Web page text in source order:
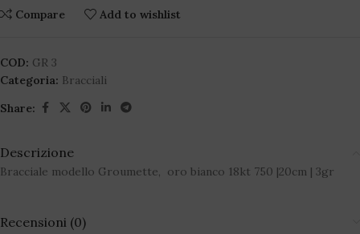
Compare Add to wishlist
COD: GR 3
Categoria: Bracciali
Share:
Descrizione
Bracciale modello Groumette, oro bianco 18kt 750 |20cm | 3gr
Recensioni (0)